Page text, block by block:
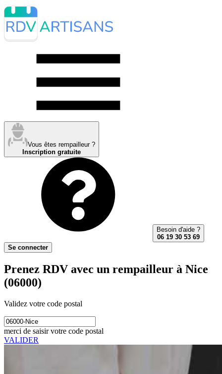
Vous êtes rempailleur ?
Inscription gratuite
Besoin d'aide ?
06 19 30 53 69
Se connecter
Prenez RDV avec un rempailleur à Nice
(06000)
Validez votre code postal
merci de saisir votre code postal
VALIDER